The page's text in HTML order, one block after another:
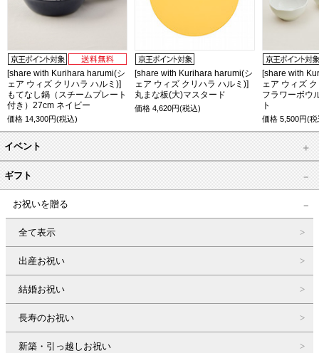
[share with Kurihara harumi(シ
ェア ウィズ クリハラ ハルミ)]
もてなし鍋（スチームプレート
付き）27cm ネイビー
価格 14,300円(税込)
[share with Kurihara harumi(シ
ェア ウィズ クリハラ ハルミ)]
丸まな板(大)マスタード
価格4,620円(税込)
[share with
ェア ウィズ
フラワーボウ
ト
価格5,500円(
イベント
ギフト
お祝いを贈る
全て表示
出産お祝い
結婚お祝い
長寿のお祝い
新築・引っ越しお祝い